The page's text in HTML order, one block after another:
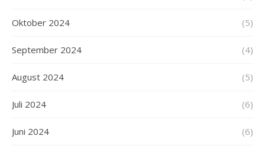
Oktober 2024 (5)
September 2024 (4)
August 2024 (5)
Juli 2024 (6)
Juni 2024 (6)